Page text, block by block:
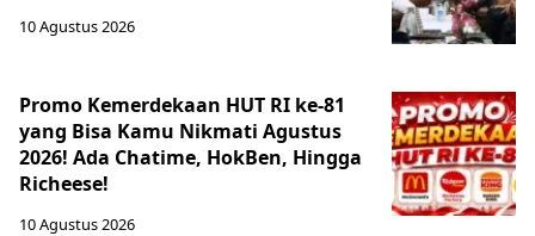
10 Agustus 2026
Promo Kemerdekaan HUT RI ke-81
yang Bisa Kamu Nikmati Agustus
2026! Ada Chatime, HokBen, Hingga
Richeese!
10 Agustus 2026